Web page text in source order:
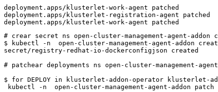
deployment.apps/klusterlet-work-agent patched
deployment.apps/klusterlet-registration-agent patched
# crear secret ns open-cluster-management-agent-
$ kubectl -n  open-cluster-management-agent-addon
secret/registry-redhat-io-dockerconfigjson created
# patchear deployments ns open-cluster-management-
$ for DEPLOY in klusterlet-addon-operator
kubectl -n  open-cluster-management-agent-addon